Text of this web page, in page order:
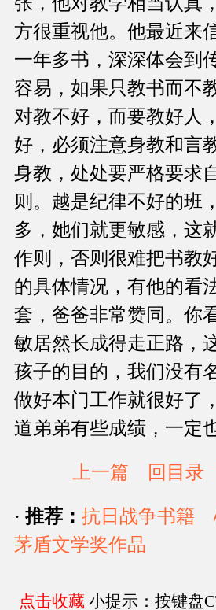
方很重视他。他最近来
一年多书，深深体会到
容易，如果只教书而不
对教不好，而要教好人
好，必须注意身教和言
身教，处处要严格要求
则。越是纪律不好的班
多，她们就更敏感，这
作则，否则很难把书教
的具体情况，有他的看
套，爸爸非常赞同。你
敏居然长成得走正路，
孩子的目的，我们没有
做好本门工作就很好了
道弟弟有些成绩，一定
上一篇 回目录
· 推荐： 抗日战争书籍
茅盾文学奖作品
点击收藏 小提示：按键盘